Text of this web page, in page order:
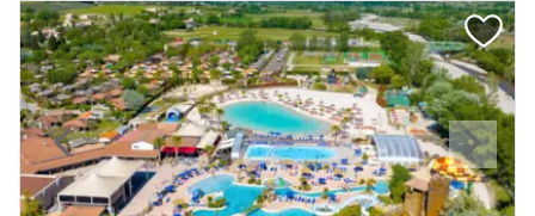
Previous Next